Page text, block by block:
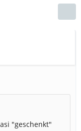
"geschenkt"